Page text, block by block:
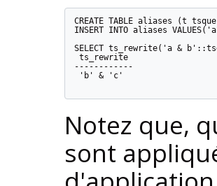
CREATE TABLE aliases (t
INSERT INTO aliases
SELECT ts_rewrite('a &
ts_rewrite
------------
'b' & 'c'
Notez que,
sont